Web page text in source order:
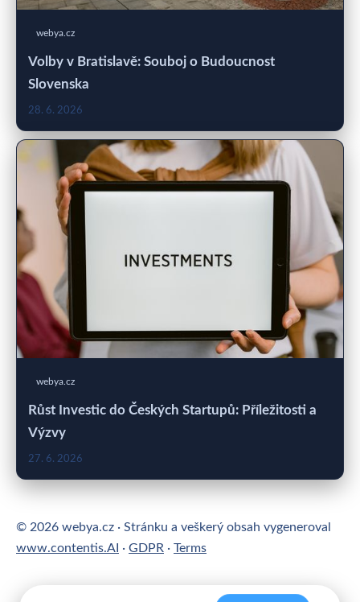
webya.cz
Volby v Bratislavě: Souboj o Budoucnost
Slovenska
28. 6. 2026
webya.cz
Růst Investic do Českých Startupů: Příležitosti a
Výzvy
27. 6. 2026
© 2026 webya.cz · Stránku a veškerý obsah vygeneroval
www.contentis.AI · GDPR · Terms